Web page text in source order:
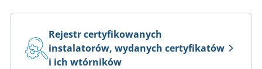
Akredytacja ośrodków szkoleniowych
Certyfikacja serwisów elektrowni wiatrowych
Rejestry
Rejestr certyfikowanych
instalatorów, wydanych certyfikatów
i ich wtórników